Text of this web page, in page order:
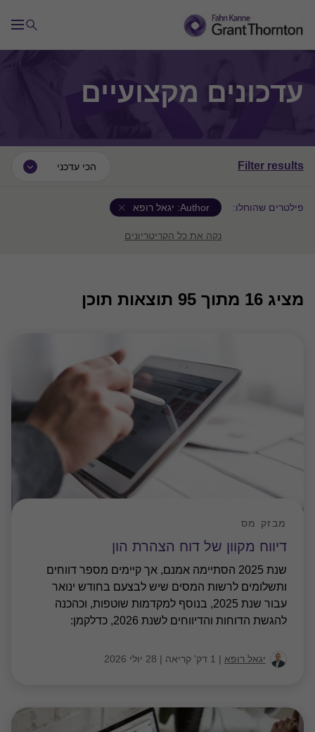
עדכונים מקצועיים
Filter results
פילטרים שהוחלו: Author: יגאל רופא
נקה את כל הקריטריונים
מציג 16 מתוך 95 תוצאות תוכן
הכי עדכני
דיווח מקוון של דוח הצהרת הון
מבזק מס
שנת 2025 הסתיימה אמנם, אך קיימים מספר דווחים
ותשלומים לרשות המסים שיש לבצעם בחודש ינואר
עבור שנת 2025, בנוסף למקדמות שוטפות, וכהכנה
להגשת הדוחות והדיווחים לשנת 2026, כדלקמן:
יגאל רופא | 1 דק' קריאה | 28 יולי 2026